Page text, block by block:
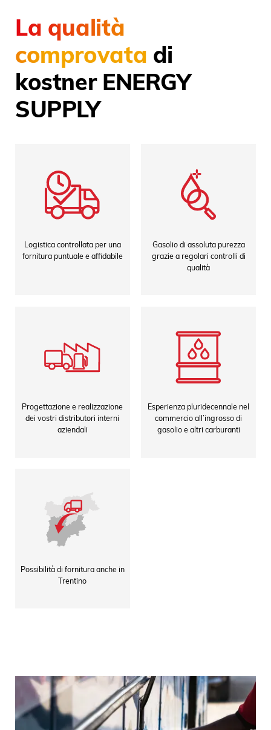
La qualità
comprovata di
kostner ENERGY
SUPPLY
Logistica controllata per una
fornitura puntuale e affidabile
Gasolio di assoluta purezza
grazie a regolari controlli di
qualità
Progettazione e realizzazione
dei vostri distributori interni
aziendali
Esperienza pluridecennale nel
commercio all’ingrosso di
gasolio e altri carburanti
Possibilità di fornitura anche in
Trentino